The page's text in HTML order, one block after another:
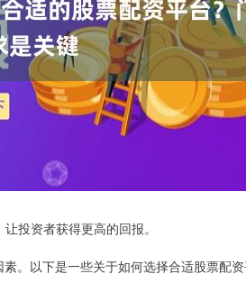
投资者获得更高的回报。
。以下是一些关于如何选择合适股票配资